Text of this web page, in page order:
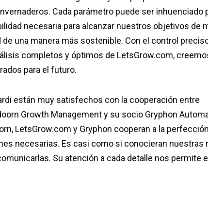
Cada parámetro puede ser inhuenciado
necesaria para alcanzar nuestros objetivos de
una manera más sostenible. Con el control
completos y óptimos de LetsGrow.com,
para el futuro.
están muy satisfechos con la cooperación entre
Growth Management y su socio Gryphon
LetsGrow.com y Gryphon cooperan a la
necesarias. Es casi como si conocieran nuestras
Su atención a cada detalle nos permite